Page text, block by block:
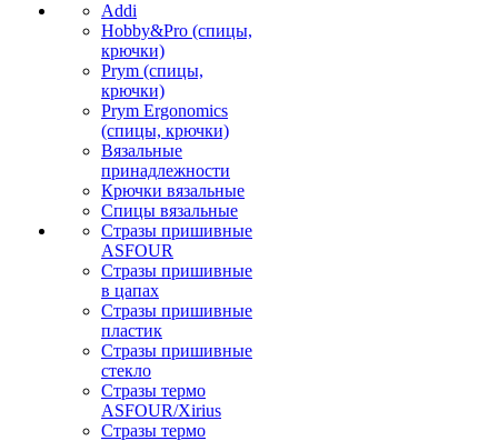
Addi
Hobby&Pro (спицы,
крючки)
Prym (спицы,
крючки)
Prym Ergonomics
(спицы, крючки)
Вязальные
принадлежности
Крючки вязальные
Спицы вязальные
Стразы пришивные
ASFOUR
Стразы пришивные
в цапах
Стразы пришивные
пластик
Стразы пришивные
стекло
Стразы термо
ASFOUR/Xirius
Стразы термо